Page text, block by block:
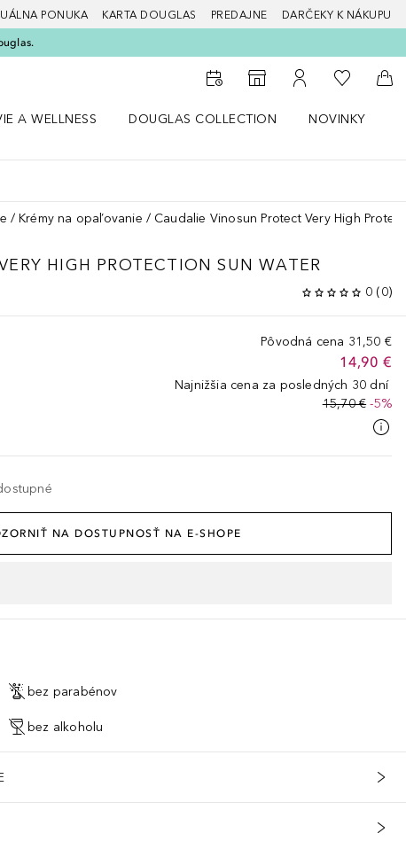
PONUKA KARTA DOUGLAS PREDAJNE DARČEKY K NÁKUPU
Do vyhľadávača predajní
Do môjho účtu
Do môjho
Do
A WELLNESS
DOUGLAS COLLECTION
NOVINKY
Krémy na opaľovanie Caudalie Vinosun Protect Very High
HIGH PROTECTION SUN WATER
0 (0)
Pôvodná cena 31,50 €
14,90 €
Najnižšia cena za posledných 30 dní
15,70 €-5%
NA DOSTUPNOSŤ NA E-SHOPE
bez parabénov
bez alkoholu